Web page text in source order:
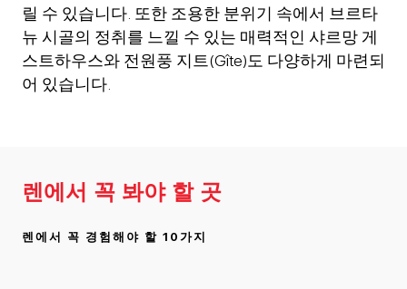
릴 수 있습니다. 또한 조용한 분위기 속에서 브르타
뉴 시골의 정취를 느낄 수 있는 매력적인 샤르망 게
스트하우스와 전원풍 지트(Gîte)도 다양하게 마련되
어 있습니다.
렌에서 꼭 봐야 할 곳
렌에서 꼭 경험해야 할 10가지